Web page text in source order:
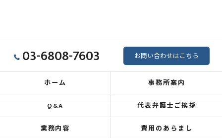
03-6808-7603 お問い合わせはこちら
ホーム 事務所案内
Q&A 代表弁護士ご挨拶
業務内容 費用のあらまし